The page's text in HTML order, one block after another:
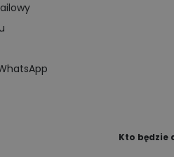
Kto będzie